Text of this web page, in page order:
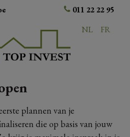
011 22 22 95
NL
FR
plannen van je
die op basis van jouw